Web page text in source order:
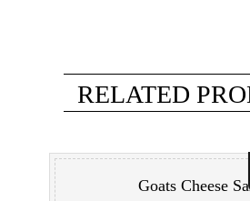
RELATED
Goats Cheese